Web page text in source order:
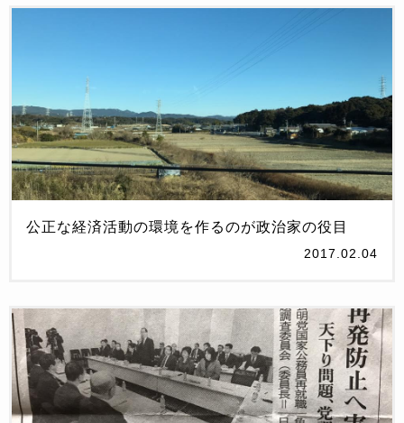
公正な経済活動の環境を作るのが政治家の役目
2017.02.04